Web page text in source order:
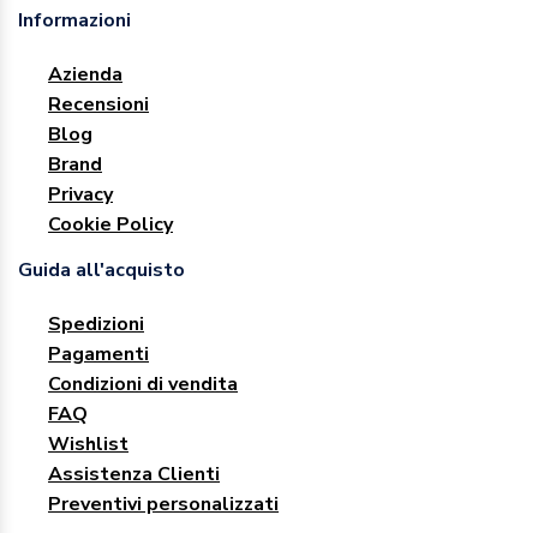
Informazioni
Azienda
Recensioni
Blog
Brand
Privacy
Cookie Policy
Guida all'acquisto
Spedizioni
Pagamenti
Condizioni di vendita
FAQ
Wishlist
Assistenza Clienti
Preventivi personalizzati